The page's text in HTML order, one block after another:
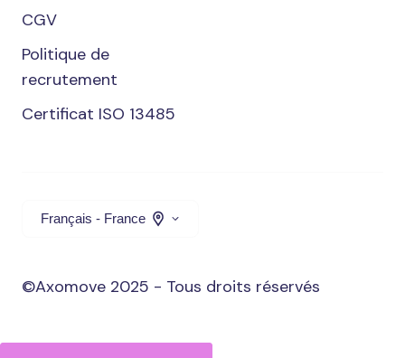
CGV
Politique de
recrutement
Certificat ISO 13485
Français - France
©Axomove 2025 - Tous droits réservés